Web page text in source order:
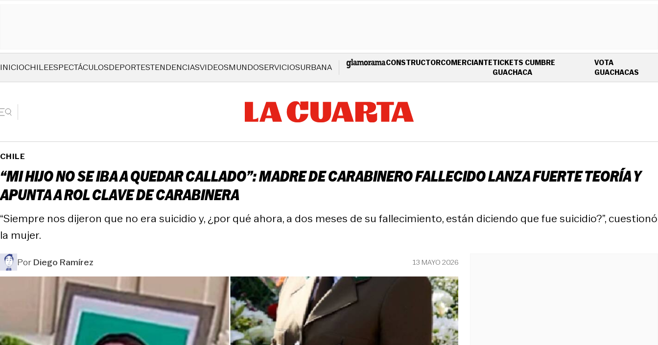
INICIOCHILEESPECTÁCULOSDEPORTESTENDENCIASVIDEOSMUNDOSERVICIOSURBANA CONSTRUCTORCOMERCIANTETICKETS CUMBRE
GUACHACAOPENS IN NEW WINDOW
VOTA
GUACHACAS
CHILE
“MI HIJO NO SE IBA A QUEDAR CALLADO”: MADRE DE CARABINERO FALLECIDO LANZA FUERTE TEORÍA Y
APUNTA A ROL CLAVE DE CARABINERA
“Siempre nos dijeron que no era suicidio y, ¿por qué ahora, a dos meses de su fallecimiento, están diciendo que fue suicidio?”, cuestionó
la mujer.
PorDiego Ramírez 13 MAYO 2026